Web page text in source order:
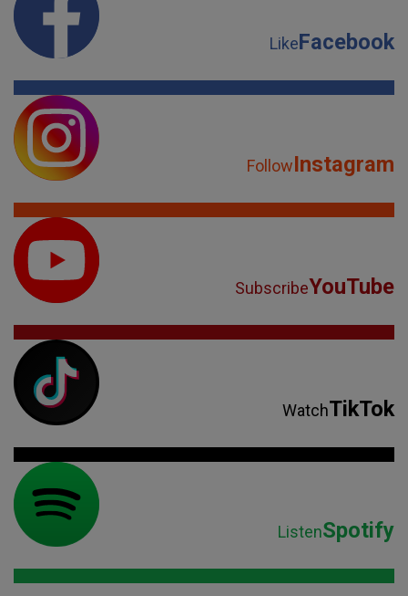
LikeFacebook
FollowInstagram
SubscribeYouTube
WatchTikTok
ListenSpotify